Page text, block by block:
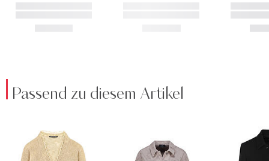
Passend zu diesem Artikel